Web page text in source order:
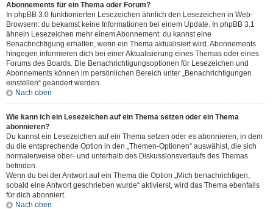
Abonnements für ein Thema oder Forum?
In phpBB 3.0 funktionierten Lesezeichen ähnlich den Lesezeichen in Web-
Browsern: du bekamst keine Informationen bei einem Update. In phpBB 3.1
ähneln Lesezeichen mehr einem Abonnement: du kannst eine
Benachrichtigung erhalten, wenn ein Thema aktualisiert wird. Abonnements
hingegen informieren dich bei einer Aktualisierung eines Themas oder eines
Forums des Boards. Die Benachrichtigungsoptionen für Lesezeichen und
Abonnements können im persönlichen Bereich unter „Benachrichtigungen
einstellen“ geändert werden.
Nach oben
Wie kann ich ein Lesezeichen auf ein Thema setzen oder ein Thema
abonnieren?
Du kannst ein Lesezeichen auf ein Thema setzen oder es abonnieren, in dem
du die entsprechende Option in den „Themen-Optionen“ auswählst, die sich
normalerweise ober- und unterhalb des Diskussionsverlaufs des Themas
befinden.
Wenn du bei der Antwort auf ein Thema die Option „Mich benachrichtigen,
sobald eine Antwort geschrieben wurde“ aktivierst, wird das Thema ebenfalls
für dich abonniert.
Nach oben